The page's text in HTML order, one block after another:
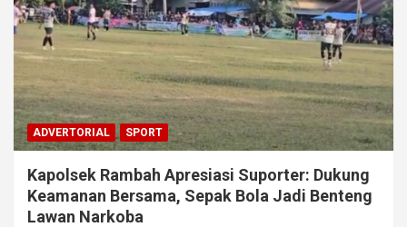
ADVERTORIAL SPORT
Kapolsek Rambah Apresiasi Suporter: Dukung
Keamanan Bersama, Sepak Bola Jadi Benteng
Lawan Narkoba